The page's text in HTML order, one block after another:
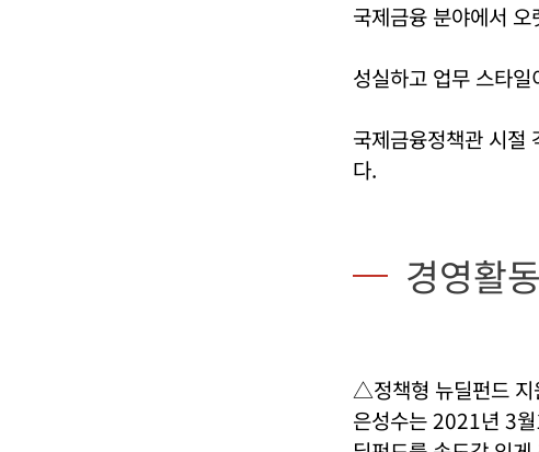
국제금융 분야에서
성실하고 업무 스타일
국제금융정책관 시절
다.
경영활
△정책형 뉴딜펀드 지
은성수는 2021년 3